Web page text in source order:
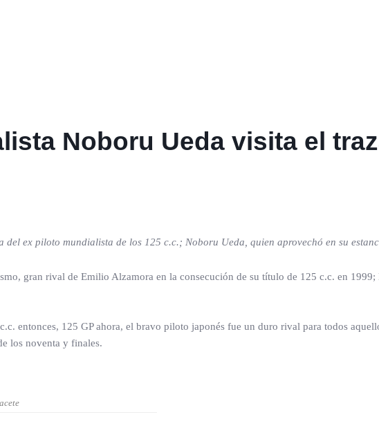
Noboru Ueda visita el
del ex piloto mundialista de los 125 c.c.; Noboru Ueda, quien aprovechó en su
gran rival de Emilio Alzamora en la consecución de su título de 125 c.c. en
entonces, 125 GP ahora, el bravo piloto japonés fue un duro rival para todos
los noventa y finales.